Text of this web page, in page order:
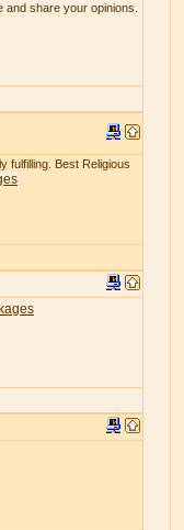
share your opinions.
fulfilling. Best Religious